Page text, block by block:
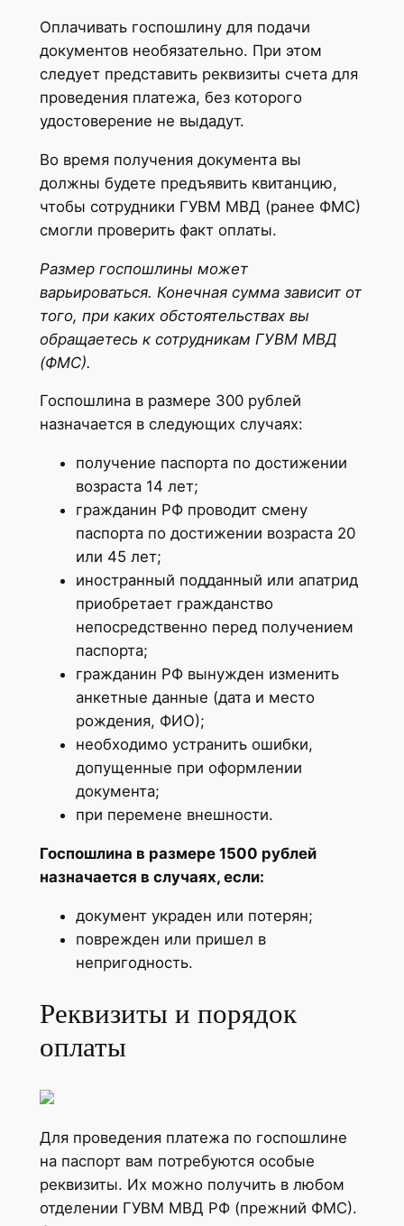
Оплачивать госпошлину для подачи
документов необязательно. При этом
следует представить реквизиты счета для
проведения платежа, без которого
удостоверение не выдадут.
Во время получения документа вы
должны будете предъявить квитанцию,
чтобы сотрудники ГУВМ МВД (ранее ФМС)
смогли проверить факт оплаты.
Размер госпошлины может
варьироваться. Конечная сумма зависит от
того, при каких обстоятельствах вы
обращаетесь к сотрудникам ГУВМ МВД
(ФМС).
Госпошлина в размере 300 рублей
назначается в следующих случаях:
получение паспорта по достижении
возраста 14 лет;
гражданин РФ проводит смену
паспорта по достижении возраста 20
или 45 лет;
иностранный подданный или апатрид
приобретает гражданство
непосредственно перед получением
паспорта;
гражданин РФ вынужден изменить
анкетные данные (дата и место
рождения, ФИО);
необходимо устранить ошибки,
допущенные при оформлении
документа;
при перемене внешности.
Госпошлина в размере 1500 рублей
назначается в случаях, если:
документ украден или потерян;
поврежден или пришел в
непригодность.
Реквизиты и порядок
оплаты
Для проведения платежа по госпошлине
на паспорт вам потребуются особые
реквизиты. Их можно получить в любом
отделении ГУВМ МВД РФ (прежний ФМС).